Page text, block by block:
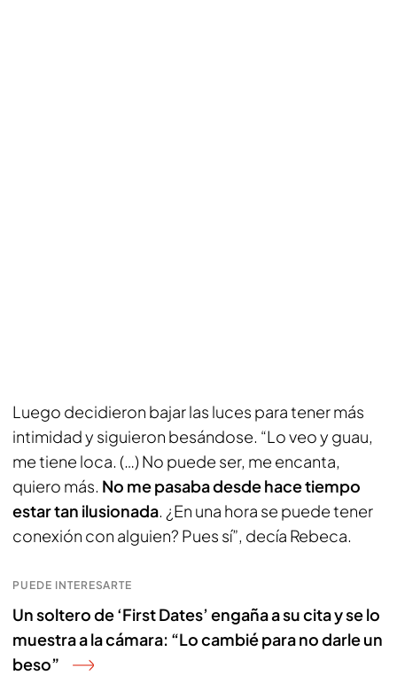
Luego decidieron bajar las luces para tener más
intimidad y siguieron besándose. “Lo veo y guau,
me tiene loca. (…) No puede ser, me encanta,
quiero más. No me pasaba desde hace tiempo
estar tan ilusionada. ¿En una hora se puede tener
conexión con alguien? Pues sí”, decía Rebeca.
PUEDE INTERESARTE
Un soltero de ‘First Dates’ engaña a su cita y se lo
muestra a la cámara: “Lo cambié para no darle un
beso”